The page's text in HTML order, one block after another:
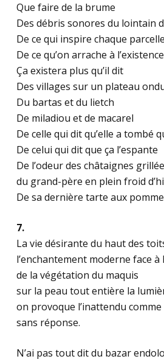
Que faire de la brume
Des débris sonores du lointain
De ce qui inspire chaque
De ce qu’on arrache à l’existence
Ça existera plus qu’il dit
Des villages sur un plateau
Du bartas et du lietch
De miladiou et de macarel
De celle qui dit qu’elle a tombé
De celui qui dit que ça l’espante
De l’odeur des châtaignes
du grand-père en plein froid
De sa dernière tarte aux
7.
La vie désirante du haut des
l’enchantement moderne face
de la végétation du maquis
sur la peau tout entière la
on provoque l’inattendu
sans réponse.
N’ai pas tout dit du bazar